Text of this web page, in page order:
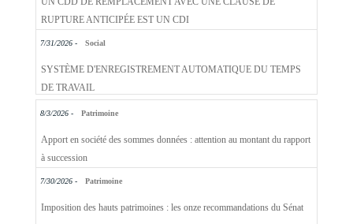
RUPTURE ANTICIPÉE EST UN CDI
7/31/2026 - Social
SYSTÈME D'ENREGISTREMENT AUTOMATIQUE DU TEMPS
DE TRAVAIL
8/3/2026 - Patrimoine
Apport en société des sommes données : attention au montant du rapport
à succession
7/30/2026 - Patrimoine
Imposition des hauts patrimoines : les onze recommandations du Sénat